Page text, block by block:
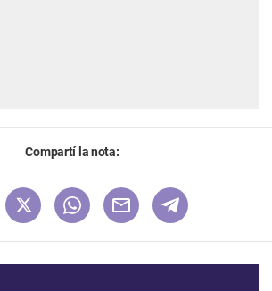
Compartí la nota: